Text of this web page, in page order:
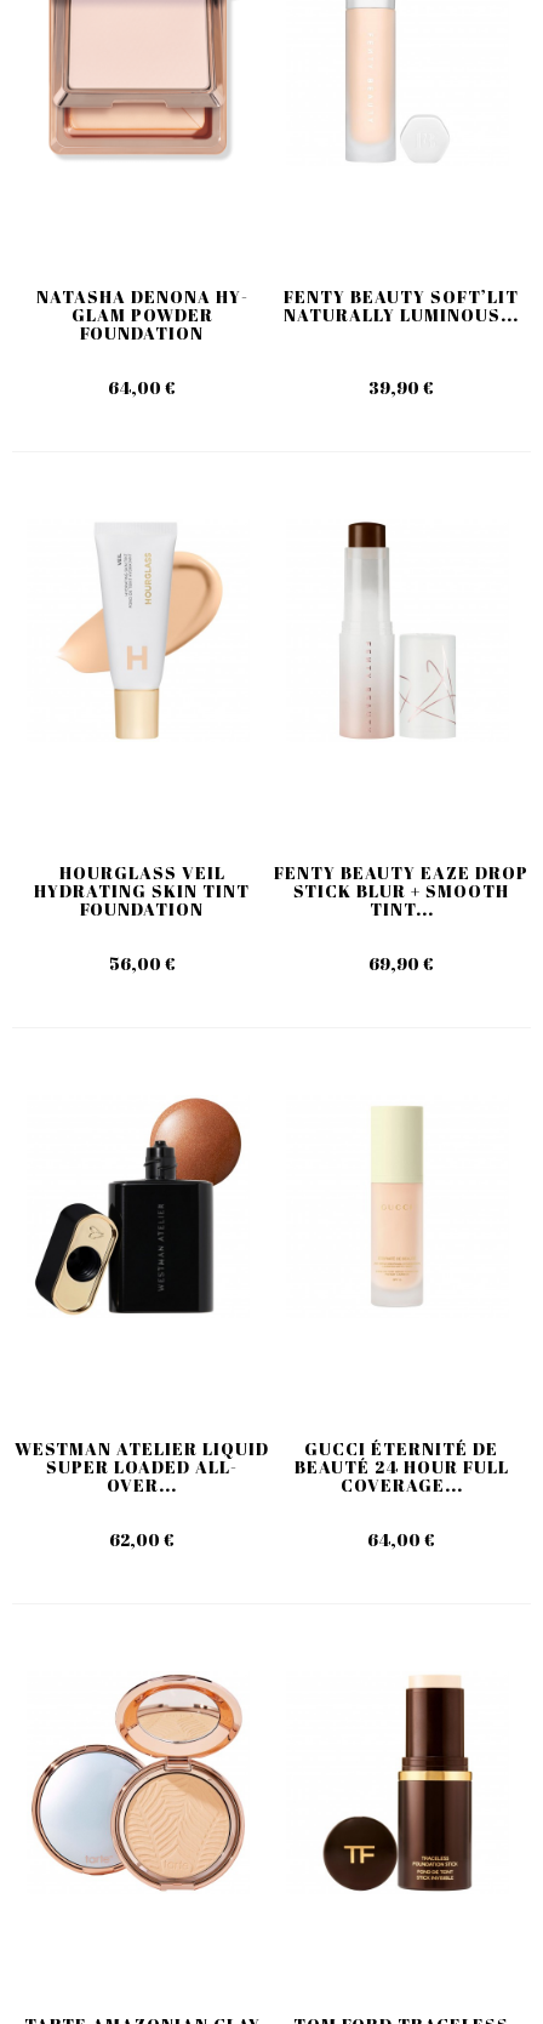
NATASHA DENONA HY-
GLAM POWDER
FOUNDATION
64,00 €
FENTY BEAUTY SOFT’LIT
NATURALLY LUMINOUS...
39,90 €
HOURGLASS VEIL
HYDRATING SKIN TINT
FOUNDATION
56,00 €
FENTY BEAUTY EAZE DROP
STICK BLUR + SMOOTH
TINT...
69,90 €
WESTMAN ATELIER LIQUID
SUPER LOADED ALL-
OVER...
62,00 €
GUCCI ÉTERNITÉ DE
BEAUTÉ 24 HOUR FULL
COVERAGE...
64,00 €